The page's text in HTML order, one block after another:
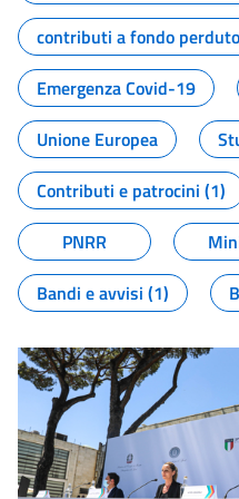
contributi a fondo perduto
Emergenza Covid-19
Unione Europea
Contributi e patrocini (1)
PNRR
Bandi e avvisi (1)